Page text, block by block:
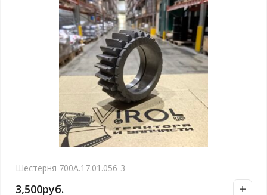
Шестерня 700А.17.01.056-3
3,500руб.